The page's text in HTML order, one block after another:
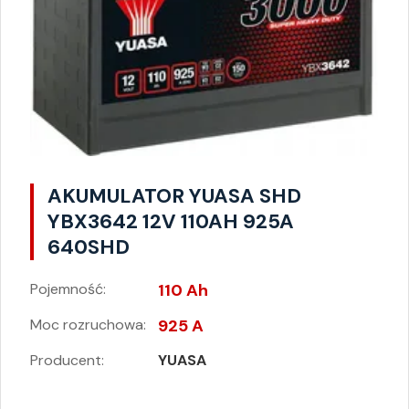
AKUMULATOR YUASA SHD
YBX3642 12V 110AH 925A
640SHD
Pojemność: 110 Ah
Moc rozruchowa: 925 A
Producent: YUASA